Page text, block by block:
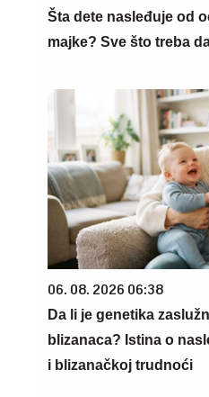
Šta dete nasleđuje od
majke? Sve što treba
06. 08. 2026 06:38
Da li je genetika
blizanaca? Istina o
i blizanačkoj trudnoći